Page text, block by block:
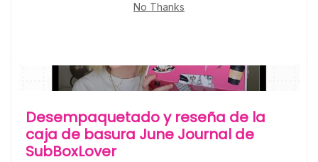
Desempaquetado y reseña de la
caja de basura June Journal de
SubBoxLover